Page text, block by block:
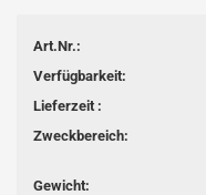
Art.Nr.:
Verfügbarkeit:
Lieferzeit :
Zweckbereich:
Gewicht: